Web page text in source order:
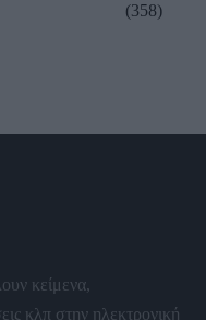
(358)
κείμενα,
κλπ στην ηλεκτρονική